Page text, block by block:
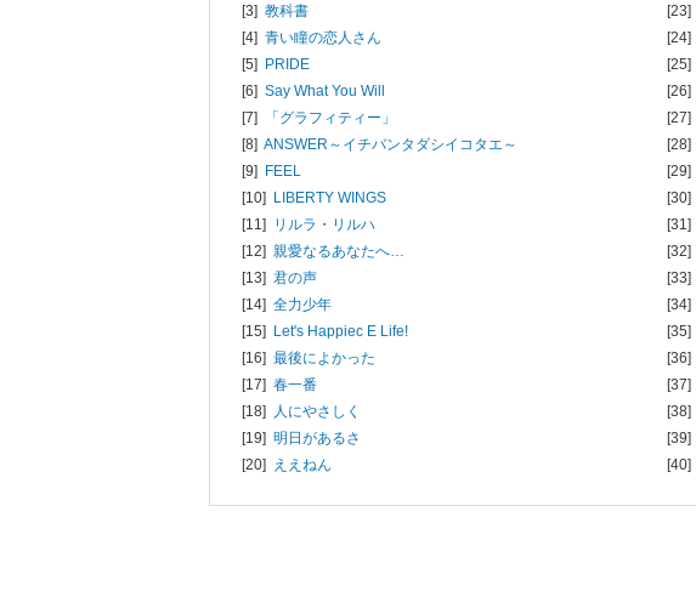
[3] 教科書
[4] 青い瞳の恋人さん
[5] PRIDE
[6] Say What You Will
[7]
「グラフィティー」
[8] ANSWER～イチバンタダシイコタエ～
[9] FEEL
[10] LIBERTY WINGS
[11] リルラ・リルハ
[12] 親愛なるあなたへ…
[13] 君の声
[14] 全力少年
[15] Let's Happiec E Life!
[16] 最後によかった
[17] 春一番
[18] 人にやさしく
[19] 明日があるさ
[20] ええねん
[23]
[24]
[25]
[26]
[27]
[28]
[29]
[30]
[31]
[32]
[33]
[34]
[35]
[36]
[37]
[38]
[39]
[40]